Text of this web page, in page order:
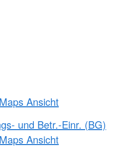
Ansicht
und Betr.-Einr. (BG)
Ansicht